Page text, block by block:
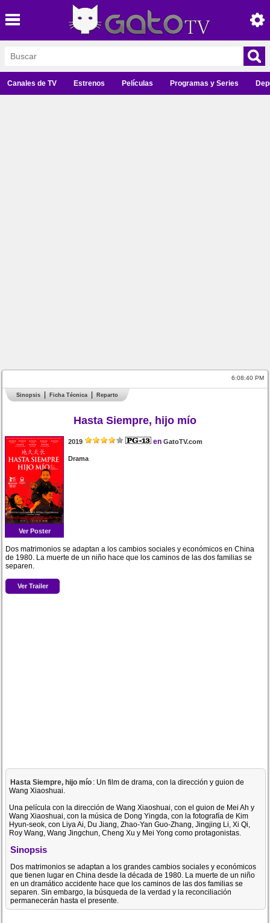
Canales de TV Estrenos Películas Programas y Series
6:08:40 PM
Sinopsis Ficha Técnica Reparto
Hasta Siempre, hijo mío
Ver Poster
2019 en GatoTV.com
Drama
Dos matrimonios se adaptan a los cambios sociales y económicos en China
de 1980. La muerte de un niño hace que los caminos de las dos familias se
separen.
Ver Trailer
Hasta Siempre, hijo mío : Un film de drama, con la dirección y guion de
Wang Xiaoshuai.
Una película con la dirección de Wang Xiaoshuai, con el guion de Mei Ah y
Wang Xiaoshuai, con la música de Dong Yingda, con la fotografía de Kim
Hyun-seok, con Liya Ai, Du Jiang, Zhao-Yan Guo-Zhang, Jingjing Li, Xi Qi,
Roy Wang, Wang Jingchun, Cheng Xu y Mei Yong como protagonistas.
Sinopsis
Dos matrimonios se adaptan a los grandes cambios sociales y económicos
que tienen lugar en China desde la década de 1980. La muerte de un niño
en un dramático accidente hace que los caminos de las dos familias se
separen. Sin embargo, la búsqueda de la verdad y la reconciliación
permanecerán hasta el presente.